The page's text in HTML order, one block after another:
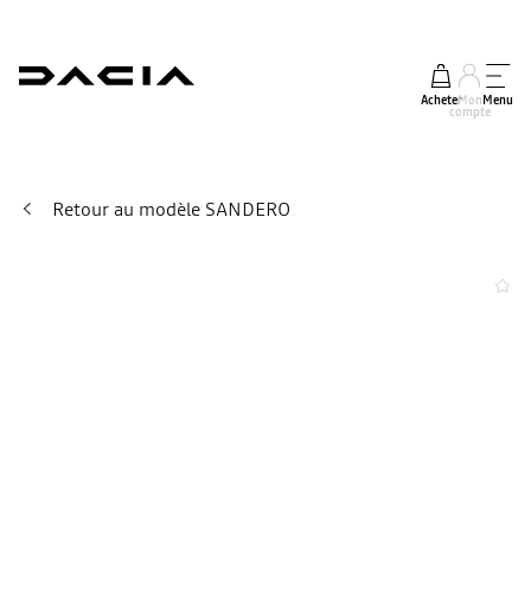
AcheterMon
compte
Menu
Retour au modèle SANDERO